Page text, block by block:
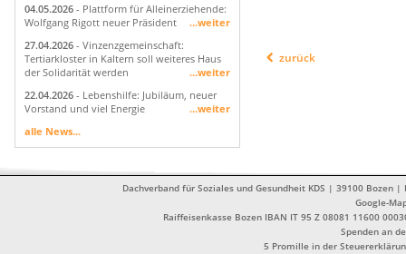
04.05.2026 - Plattform für Alleinerziehende:
Wolfgang Rigott neuer Präsident
...weiter
27.04.2026 - Vinzenzgemeinschaft:
Tertiarkloster in Kaltern soll weiteres Haus
der Solidarität werden
...weiter
22.04.2026 - Lebenshilfe: Jubiläum, neuer
Vorstand und viel Energie
...weiter
alle News...
zurück
Dachverband für Soziales und Gesundheit KDS | 39100
Google-
Raiffeisenkasse Bozen IBAN IT 95 Z 08081 11600
Spenden an
5 Promille in der